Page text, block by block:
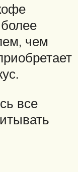
чем
все